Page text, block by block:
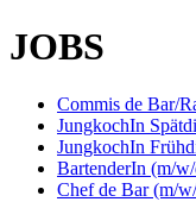
JOBS
Commis de Bar/
JungkochIn
JungkochIn
BartenderIn (m/
Chef de Bar (m/